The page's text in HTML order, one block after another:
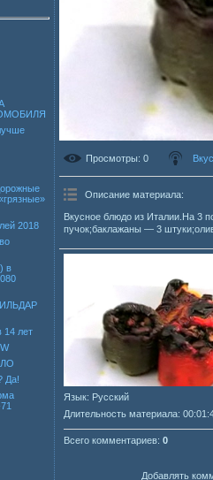
2018
в
ИЛЬДАР
14 лет
Да!
Просмотры: 0
Описание материала:
Вкусное блюдо из Италии.На 3
пучок;баклажаны — 3
Язык: Русский
Длительность материала:
Всего комментариев: 0
Добавлять